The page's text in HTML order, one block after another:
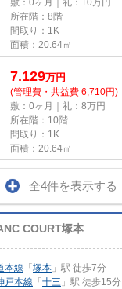
敷：0ヶ月｜礼：10万円
所在階：8階
間取り：1K
面積：20.64㎡
7.129万円
(管理費・共益費 6,710円)
敷：0ヶ月｜礼：8万円
所在階：10階
間取り：1K
面積：20.64㎡
全4件を表示する
COURT塚本
本線 「 塚本 」駅 徒歩7分
戸本線 「 十三 」駅 徒歩15分